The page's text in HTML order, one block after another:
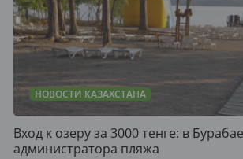
НОВОСТИ КАЗАХСТАНА
Вход к озеру за 3000 тенге: в
администратора пляжа